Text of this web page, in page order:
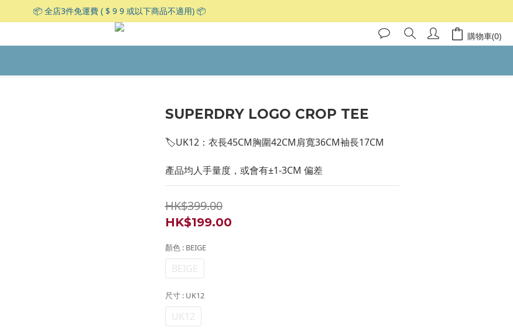
📦 全店3件免運費 ( $ 9 9 或以下商品不適用) 📦
購物車(0)
SUPERDRY LOGO CROP TEE
🏷UK12：衣長45CM胸圍42CM肩寬36CM袖長17CM
產品均人手量度，或會有±1-3CM 偏差
HK$399.00
HK$199.00
顏色 : BEIGE
BEIGE
尺寸 : UK12
UK12